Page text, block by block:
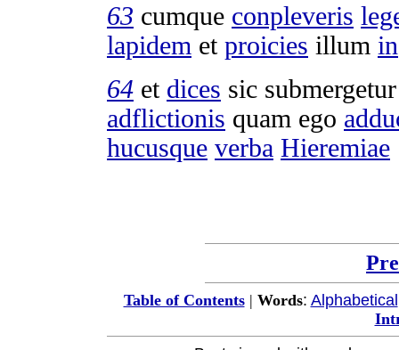
63 cumque conpleveris
lapidem et proicies illum in
64 et dices sic submergetur
adflictionis quam ego
hucusque verba Hieremiae
Table of Contents| Words: Alphabetical